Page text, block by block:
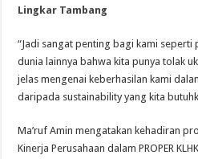
Lingkar Tambang
“Jadi sangat penting bagi kami seperti
dunia lainnya bahwa kita punya tolak
jelas mengenai keberhasilan kami
daripada sustainability yang kita
Ma’ruf Amin mengatakan kehadiran
Kinerja Perusahaan dalam PROPER